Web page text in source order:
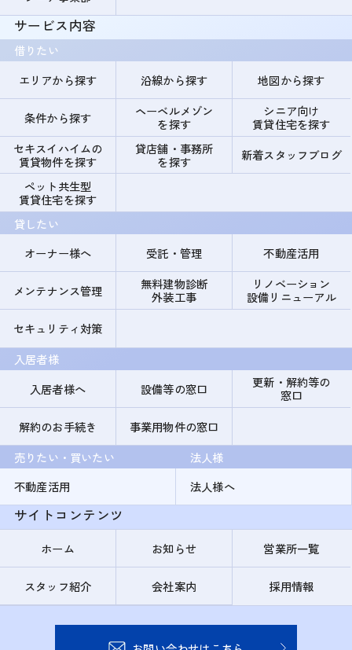
サービス内容
借りたい
エリアから探す
沿線から探す 地図から探す
条件から探す
ヘーベルメゾン
を探す
シニア向け
賃貸住宅を探す
セキスイハイムの
賃貸物件を探す
貸店舗・事務所
を探す
新着スタッフブログ
ペット共生型
賃貸住宅を探す
貸したい
オーナー様へ
受託・管理 不動産活用
メンテナンス管理
無料建物診断
外装工事
リノベーション
設備リニューアル
セキュリティ対策
入居者様
入居者様へ
設備等の窓口
更新・解約等の
窓口
解約のお手続き
事業用物件の窓口
売りたい・買いたい
不動産活用
法人様
法人様へ
サイトコンテンツ
ホーム お知らせ 営業所一覧
スタッフ紹介 会社案内 採用情報